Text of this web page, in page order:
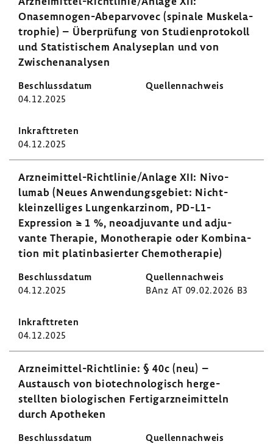
Onasemnogen-​Abeparvovec (spinale Muskela­
tro­phie) – Über­prü­fung von Studi­en­pro­to­koll
und Statis­ti­schem Analy­se­plan und von
Zwischen­ana­lysen
04.12.2025
04.12.2025
Arzneimittel-​Richtlinie/Anlage XII: Nivo­
lumab (Neues Anwen­dungs­ge­biet: Nicht-​
kleinzelliges Lungen­kar­zinom, PD-​L1-
Expression ≥ 1 %, neoad­ju­vante und adju­
vante Therapie, Mono­the­rapie oder Kombi­na­
tion mit platin­ba­sierter Chemo­the­rapie)
04.12.2025 BAnz AT 09.02.2026 B3
04.12.2025
Arzneimittel-​Richtlinie: § 40c (neu) –
Austausch von biotech­no­lo­gisch herge­
stellten biolo­gi­schen Fertig­arz­nei­mit­teln
durch Apotheken